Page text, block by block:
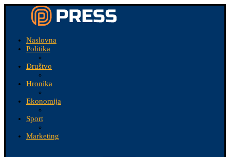
Naslovna
Politika
Društvo
Hronika
Ekonomija
Sport
Marketing